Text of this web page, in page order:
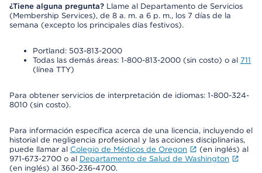
¿Tiene alguna pregunta? Llame al Departamento de Servicios
(Membership Services), de 8 a. m. a 6 p. m., los 7 días de la
semana (excepto los principales días festivos).
Portland: 503-813-2000
Todas las demás áreas: 1-800-813-2000 (sin costo) o al 711
(línea TTY)
Para obtener servicios de interpretación de idiomas: 1-800-324-
8010 (sin costo).
Para información específica acerca de una licencia, incluyendo el
historial de negligencia profesional y las acciones disciplinarias,
puede llamar al Colegio de Médicos de Oregon
(en inglés) al
971-673-2700 o al Departamento de Salud de Washington
(en inglés) al 360-236-4700.